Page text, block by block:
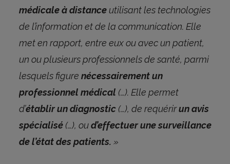
médicale à distanceutilisant les technologies
de l’information et de la communication. Elle
met en rapport, entre eux ou avec un patient,
un ou plusieurs professionnels de santé, parmi
lesquels figure nécessairement un
professionnel médical (…). Elle permet
d’établir un diagnostic(…), de requérirunavis
spécialisé(…), oud’effectuer une surveillance
de l’état des patients. »